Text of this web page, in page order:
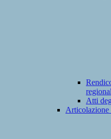
Atti